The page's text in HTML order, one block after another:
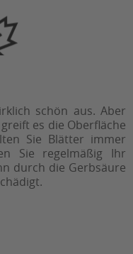
schön aus. Aber
es die Oberfläche
Sie Blätter immer
Sie regelmäßig Ihr
durch die Gerbsäure